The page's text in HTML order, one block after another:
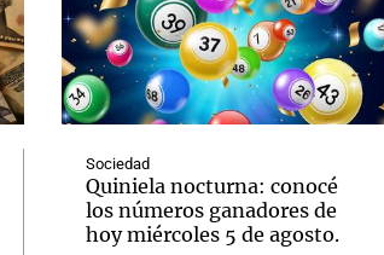
Sociedad
Quiniela nocturna: conocé
los números ganadores de
hoy miércoles 5 de agosto.
Notas